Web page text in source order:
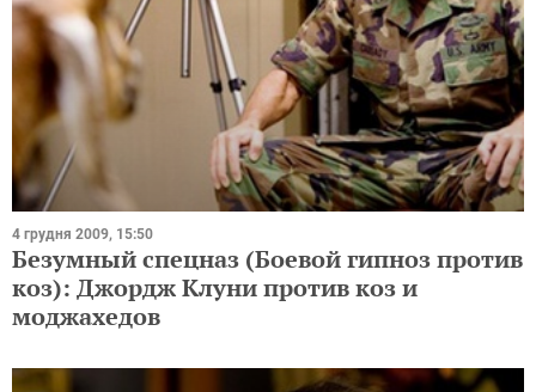
4 грудня 2009, 15:50
Безумный спецназ (Боевой гипноз против
коз): Джордж Клуни против коз и
моджахедов